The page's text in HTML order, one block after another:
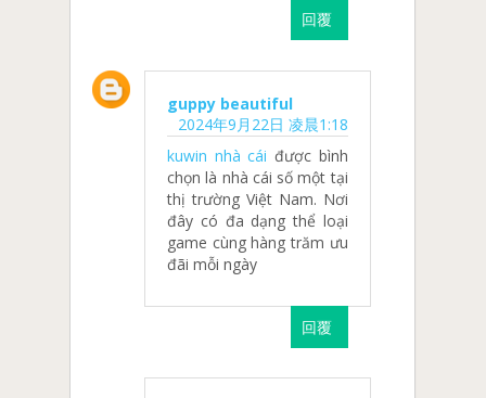
回覆
guppy beautiful
2024年9月22日 凌晨1:18
kuwin nhà cái được bình
chọn là nhà cái số một tại
thị trường Việt Nam. Nơi
đây có đa dạng thể loại
game cùng hàng trăm ưu
đãi mỗi ngày
回覆